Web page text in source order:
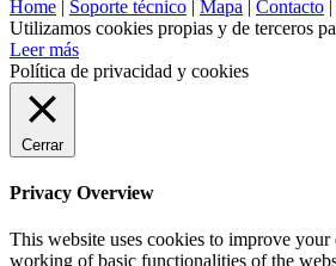
Home | Soporte técnico | Mapa | Contacto |
Utilizamos cookies propias y de terceros
Leer más
Política de privacidad y cookies
Cerrar
Privacy Overview
This website uses cookies to improve
working of basic functionalities of the